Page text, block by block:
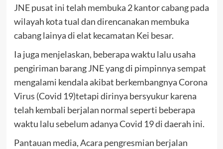
JNE pusat ini telah membuka 2 kantor cabang pada
wilayah kota tual dan direncanakan membuka
cabang lainya di elat kecamatan Kei besar.
Ia juga menjelaskan, beberapa waktu lalu usaha
pengiriman barang JNE yang di pimpinnya sempat
mengalami kendala akibat berkembangnya Corona
Virus (Covid 19)tetapi dirinya bersyukur karena
telah kembali berjalan normal seperti beberapa
waktu lalu sebelum adanya Covid 19 di daerah ini.
Pantauan media, Acara pengresmian berjalan